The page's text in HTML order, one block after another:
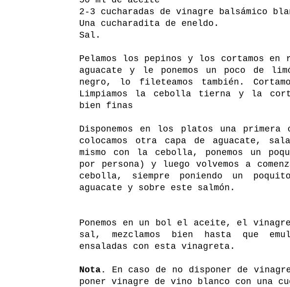
2-3 cucharadas de vinagre balsámico
Una cucharadita de eneldo.
Sal.
Pelamos los pepinos y los cortamos
aguacate y le ponemos un poco de
negro, lo fileteamos también.
Limpiamos la cebolla tierna y la
bien finas
Disponemos en los platos una primera
colocamos otra capa de aguacate,
mismo con la cebolla, ponemos un
por persona) y luego volvemos a
cebolla, siempre poniendo un
aguacate y sobre este salmón.
Ponemos en un bol el aceite, el
sal, mezclamos bien hasta que
ensaladas con esta vinagreta.
Nota.
En caso de no disponer de
poner vinagre de vino blanco con una